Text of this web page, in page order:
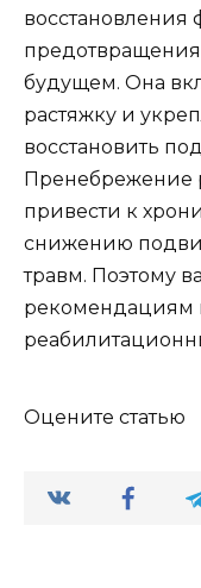
будущем. Она
растяжку и
восстановить
Пренебрежение
привести к
снижению
травм. Поэтому
рекомендациям
Оцените статью